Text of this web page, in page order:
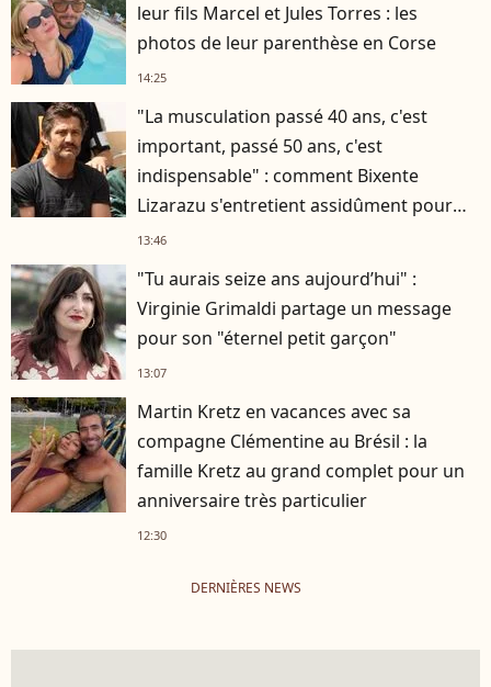
leur fils Marcel et Jules Torres : les
photos de leur parenthèse en Corse
14:25
"La musculation passé 40 ans, c'est
important, passé 50 ans, c'est
indispensable" : comment Bixente
Lizarazu s'entretient assidûment pour
rester musclé à 56 ans ?
13:46
"Tu aurais seize ans aujourd’hui" :
Virginie Grimaldi partage un message
pour son "éternel petit garçon"
13:07
Martin Kretz en vacances avec sa
compagne Clémentine au Brésil : la
famille Kretz au grand complet pour un
anniversaire très particulier
12:30
DERNIÈRES NEWS